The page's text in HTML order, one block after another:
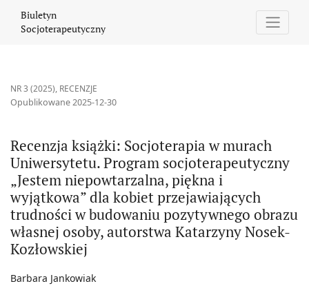
Biuletyn
Socjoterapeutyczny
NR 3 (2025), RECENZJE
Recenzja książki: Socjoterapia w murach
Uniwersytetu. Program socjoterapeutyczny
„Jestem niepowtarzalna, piękna i
wyjątkowa” dla kobiet przejawiających
trudności w budowaniu pozytywnego obrazu
własnej osoby, autorstwa Katarzyny Nosek-
Kozłowskiej
Opublikowane 2025-12-30
Barbara Jankowiak